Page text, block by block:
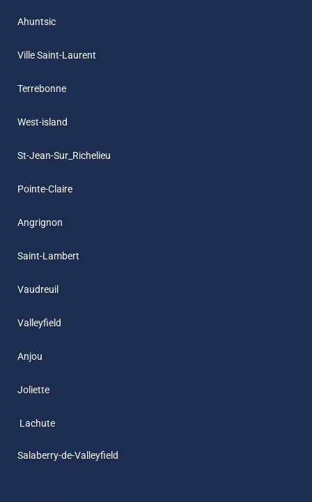
Ahuntsic
Ville Saint-Laurent
Terrebonne
West-island
St-Jean-Sur_Richelieu
Pointe-Claire
Angrignon
Saint-Lambert
Vaudreuil
Valleyfield
Anjou
Joliette
L achute
Salaberry-de-Valleyfield